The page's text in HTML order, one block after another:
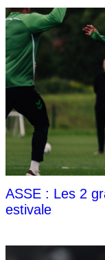
ASSE : Les 2
estivale